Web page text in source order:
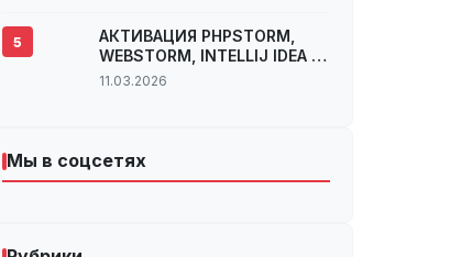
5
АКТИВАЦИЯ PHPSTORM,
WEBSTORM, INTELLIJ IDEA И
ДРУГИЕ ПРОДУКТЫ
11.03.2026
Мы в соцсетях